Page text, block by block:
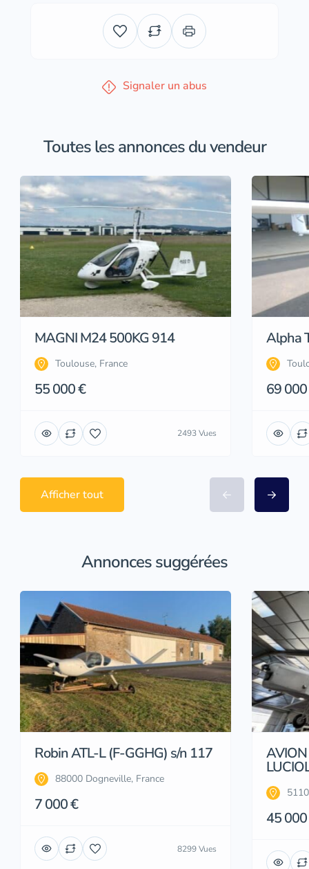
Signaler un abus
Toutes les annonces du vendeur
MAGNI M24 500KG 914
Toulouse, France
55 000 €
2493 Vues
Alpha
69
Afficher tout
Annonces suggérées
Robin ATL-L (F-GGHG) s/n 117
88000 Dogneville, France
7 000 €
8299 Vues
45